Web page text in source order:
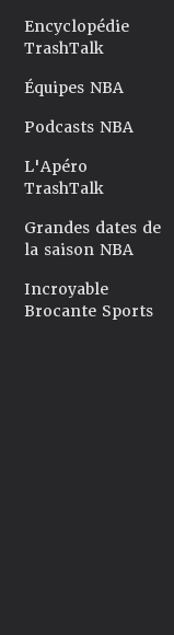
Encyclopédie
TrashTalk
Équipes NBA
Podcasts NBA
L'Apéro
TrashTalk
Grandes dates de
la saison NBA
Incroyable
Brocante Sports